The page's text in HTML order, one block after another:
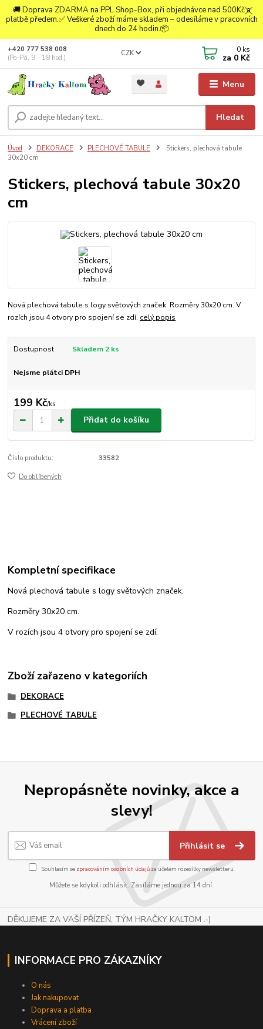
🚚 Doprava ZDARMA na PPL Shop-Box, při objednávce nad 500Kč a
platbě předem.✅ Veškeré zboží máme skladem – odesíláme v pracovních
dnech do 24 hodin.📦
Menu
CZK
Hledat
+420 777 538 008
(Po-Pá, 9 - 18 hod.)
0 ks
za 0 Kč
Úvod DEKORACE PLECHOVÉ TABULE
Stickers, plechová tabule
30x20 cm
Stickers, plechová tabule 30x20
cm
Nová plechová tabule s logy světových značek. Rozměry 30x20 cm. V
rozích jsou 4 otvory pro spojení se zdí. celý popis
Dostupnost Skladem 2 ks
Nejsme plátci DPH
199 Kč/ks
Přidat do košíku
Číslo produktu: 33582
Do oblíbených
Kompletní specifikace
Nová plechová tabule s logy světových značek.
Rozměry 30x20 cm.
V rozích jsou 4 otvory pro spojení se zdí.
Zboží zařazeno v kategoriích
DEKORACE
PLECHOVÉ TABULE
Nepropásněte novinky, akce a
slevy!
Přihlásit se
Souhlasím se zpracováním osobních údajůza účelem rozesílky newsletteru.
Můžete se kdykoli odhlásit. Zasíláme jednou za 14 dní.
DĚKUJEME ZA VAŠÍ PŘÍZEŇ, TÝM HRAČKY KALTOM .-)
INFORMACE PRO ZÁKAZNÍKY
O nás
Jak nakupovat
Doprava a platba
Vrácení zboží